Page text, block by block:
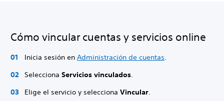
Cómo vincular cuentas y servicios online
Inicia sesión en Administración de cuentas.
Selecciona Servicios vinculados.
Elige el servicio y selecciona Vincular.